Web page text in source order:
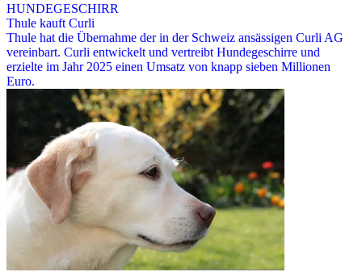
HUNDEGESCHIRR
Thule kauft Curli
Thule hat die Übernahme der in der Schweiz ansässigen Curli AG
vereinbart. Curli entwickelt und vertreibt Hundegeschirre und
erzielte im Jahr 2025 einen Umsatz von knapp sieben Millionen
Euro.